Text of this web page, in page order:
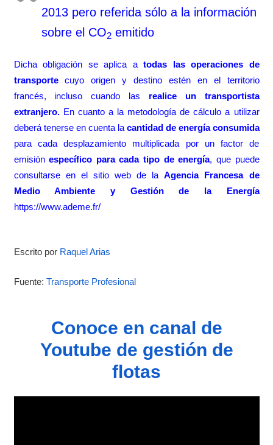
2013 pero referida sólo a la información
sobre el CO2emitido
Dicha obligación se aplica atodas las operaciones de
transportecuyo origen y destino estén en el territorio
francés, incluso cuando las realice un transportista
extranjero.En cuanto a la metodología de cálculo a utilizar
deberá tenerse en cuenta la cantidad de energía consumida
para cada desplazamiento multiplicada por un factor de
emisiónespecífico para cada tipo de energía, que puede
consultarse en el sitio web de laAgencia Francesa de
Medio Ambiente y Gestión de la Energía
https://www.ademe.fr/
Escrito por Raquel Arias
Fuente: Transporte Profesional
Conoce en canal de
Youtube de gestión de
flotas